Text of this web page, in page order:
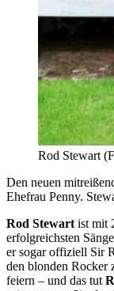
Rod Stewart
Den neuen
Ehefrau Penny.
Rod Stewart ist mit
erfolgreichsten
er sogar offiziell Sir
den blonden Rocker
feiern – und das tut